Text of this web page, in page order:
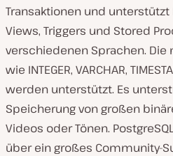
Transaktionen und
Views, Triggers und Stored
verschiedenen Sprachen. Die
wie INTEGER, VARCHAR,
werden unterstützt. Es
Speicherung von großen
Videos oder Tönen.
über ein großes Community-